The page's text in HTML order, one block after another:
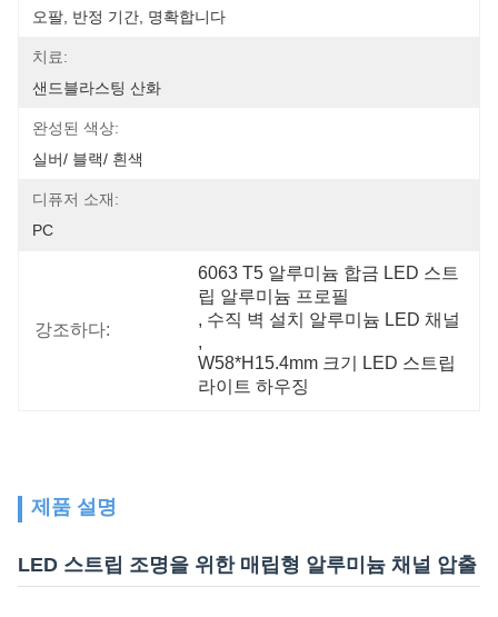
오팔, 반정 기간, 명확합니다
치료:
샌드블라스팅 산화
완성된 색상:
실버/ 블랙/ 흰색
디퓨저 소재:
PC
강조하다:
6063 T5 알루미늄 합금 LED 스트
립 알루미늄 프로필
, 수직 벽 설치 알루미늄 LED 채널
,
W58*H15.4mm 크기 LED 스트립
라이트 하우징
제품 설명
LED 스트립 조명을 위한 매립형 알루미늄 채널 압출